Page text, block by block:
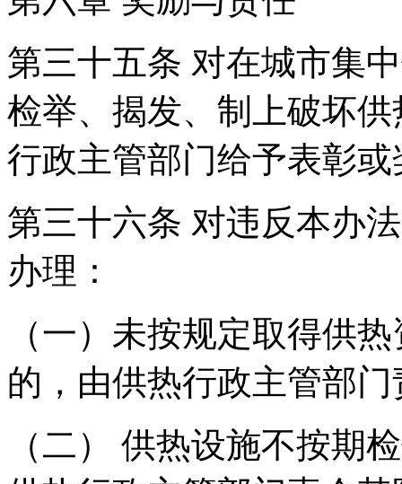
第三十五条 对在城市集
检举、揭发、制上破坏
行政主管部门给予表彰或
第三十六条 对违反本办
办理：
（一）未按规定取得供
的，由供热行政主管部
（二） 供热设施不按期